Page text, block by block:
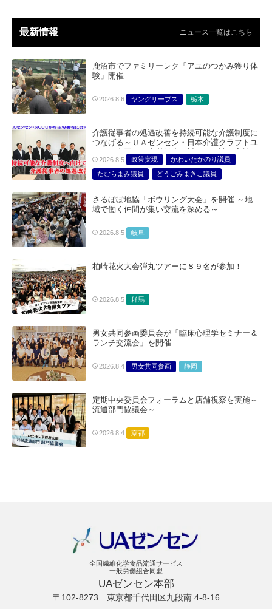
最新情報 ニュース一覧はこちら
鹿沼市でファミリーレク「アユのつかみ獲り体
験」開催
2026.8.6 ヤングリーブス 栃木
介護従事者の処遇改善を持続可能な介護制度に
つなげる～ＵＡゼンセン・日本介護クラフトユ
ニオン合同で厚生労働省に対する要請を実施～
2026.8.5 政策実現
かわいたかのり議員
たむらまみ議員
どうごみまきこ議員
さるぼぼ地協「ボウリング大会」を開催 ～地
域で働く仲間が集い交流を深める～
2026.8.5 岐阜
柏崎花火大会弾丸ツアーに８９名が参加！
2026.8.5 群馬
男女共同参画委員会が「臨床心理学セミナー＆
ランチ交流会」を開催
2026.8.4 男女共同参画 静岡
定期中央委員会フォーラムと店舗視察を実施～
流通部門協議会～
2026.8.4 京都
全国繊維化学食品流通サービス
一般労働組合同盟
UAゼンセン本部
〒102-8273 東京都千代田区九段南 4-8-16